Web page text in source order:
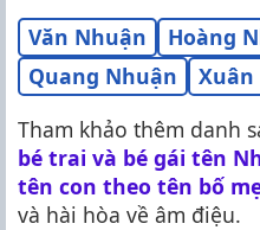
Văn Nhuận
Hoàng
Quang Nhuận
Tham khảo thêm danh
bé trai và bé gái tên
tên con theo tên bố
và hài hòa về âm điệu.